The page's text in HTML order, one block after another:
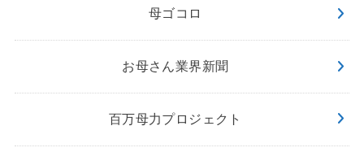
母ゴコロ
お母さん業界新聞
百万母力プロジェクト